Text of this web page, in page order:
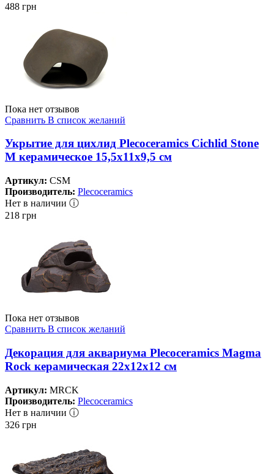
488 грн
Пока нет отзывов
Сравнить В список желаний
Укрытие для цихлид Plecoceramics Cichlid Stone
M керамическое 15,5х11х9,5 см
Артикул: CSM
Производитель: Plecoceramics
Нет в наличии ⓘ
218 грн
Пока нет отзывов
Сравнить В список желаний
Декорация для аквариума Plecoceramics Magma
Rock керамическая 22х12х12 см
Артикул: MRCK
Производитель: Plecoceramics
Нет в наличии ⓘ
326 грн